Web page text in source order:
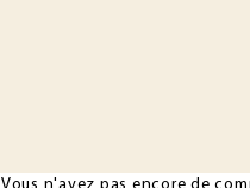
Vous n'avez pas encore de